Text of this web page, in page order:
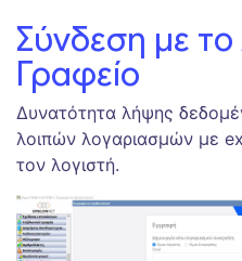
Σύνδεση με το
Γραφείο
Δυνατότητα λήψης
λοιπών λογαριασμών με
τον λογιστή.